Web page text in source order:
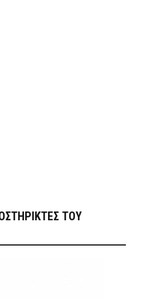
ΤΟΥ